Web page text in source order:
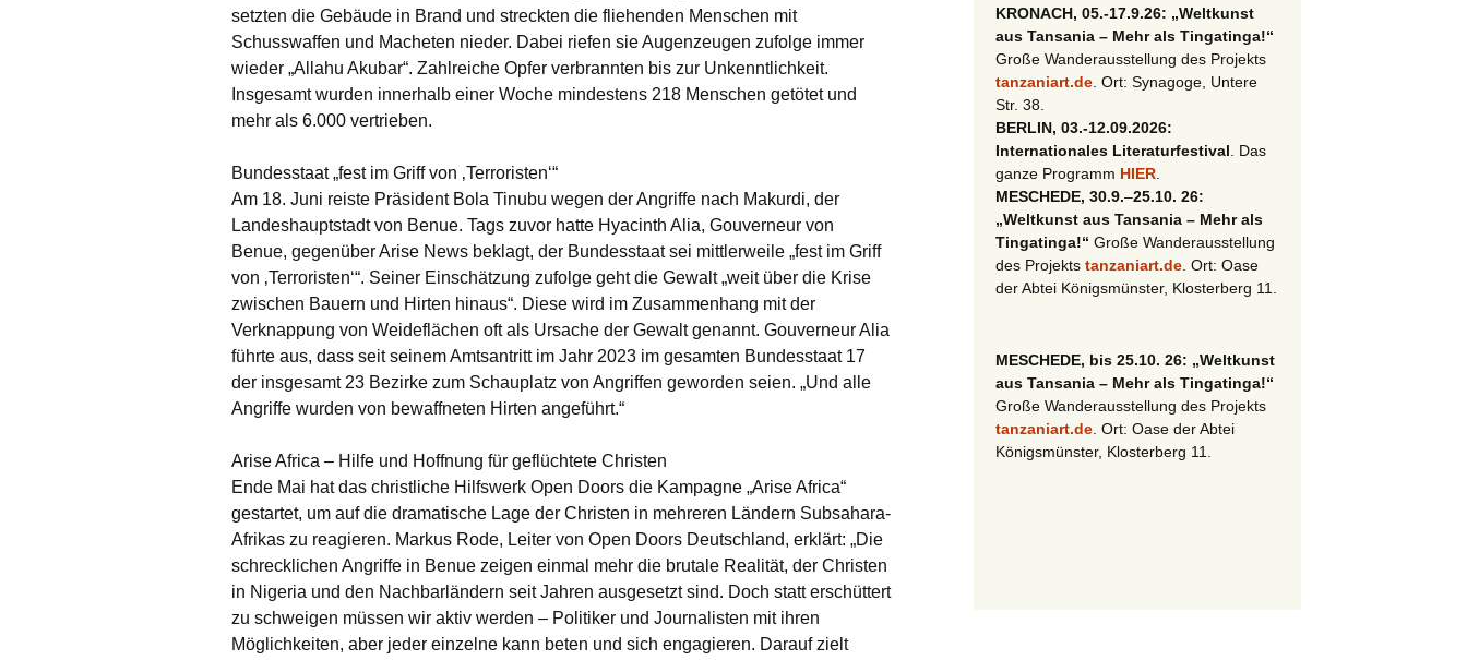
setzten die Gebäude in Brand und streckten die fliehenden Menschen mit
Schusswaffen und Macheten nieder. Dabei riefen sie Augenzeugen zufolge immer
wieder „Allahu Akubar“. Zahlreiche Opfer verbrannten bis zur Unkenntlichkeit.
Insgesamt wurden innerhalb einer Woche mindestens 218 Menschen getötet und
mehr als 6.000 vertrieben.
Bundesstaat „fest im Griff von ‚Terroristen‘“
Am 18. Juni reiste Präsident Bola Tinubu wegen der Angriffe nach Makurdi, der
Landeshauptstadt von Benue. Tags zuvor hatte Hyacinth Alia, Gouverneur von
Benue, gegenüber Arise News beklagt, der Bundesstaat sei mittlerweile „fest im Griff
von ‚Terroristen‘“. Seiner Einschätzung zufolge geht die Gewalt „weit über die Krise
zwischen Bauern und Hirten hinaus“. Diese wird im Zusammenhang mit der
Verknappung von Weideflächen oft als Ursache der Gewalt genannt. Gouverneur Alia
führte aus, dass seit seinem Amtsantritt im Jahr 2023 im gesamten Bundesstaat 17
der insgesamt 23 Bezirke zum Schauplatz von Angriffen geworden seien. „Und alle
Angriffe wurden von bewaffneten Hirten angeführt.“
Arise Africa – Hilfe und Hoffnung für geflüchtete Christen
Ende Mai hat das christliche Hilfswerk Open Doors die Kampagne „Arise Africa“
gestartet, um auf die dramatische Lage der Christen in mehreren Ländern Subsahara-
Afrikas zu reagieren. Markus Rode, Leiter von Open Doors Deutschland, erklärt: „Die
schrecklichen Angriffe in Benue zeigen einmal mehr die brutale Realität, der Christen
in Nigeria und den Nachbarländern seit Jahren ausgesetzt sind. Doch statt erschüttert
zu schweigen müssen wir aktiv werden – Politiker und Journalisten mit ihren
Möglichkeiten, aber jeder einzelne kann beten und sich engagieren. Darauf zielt
KRONACH, 05.-17.9.26: „Weltkunst
aus Tansania – Mehr als Tingatinga!“
Große Wanderausstellung des Projekts
tanzaniart.de . Ort: Synagoge, Untere
Str. 38.
BERLIN, 03.-12.09.2026:
Internationales Literaturfestival . Das
ganze Programm HIER
MESCHEDE, 30.9.–25.10. 26:
„Weltkunst aus Tansania – Mehr als
Tingatinga!“ Große Wanderausstellung
des Projekts tanzaniart.de . Ort: Oase
der Abtei Königsmünster, Klosterberg 11.
MESCHEDE, bis 25.10. 26: „Weltkunst
aus Tansania – Mehr als Tingatinga!“
Große Wanderausstellung des Projekts
tanzaniart.de . Ort: Oase der Abtei
Königsmünster, Klosterberg 11.